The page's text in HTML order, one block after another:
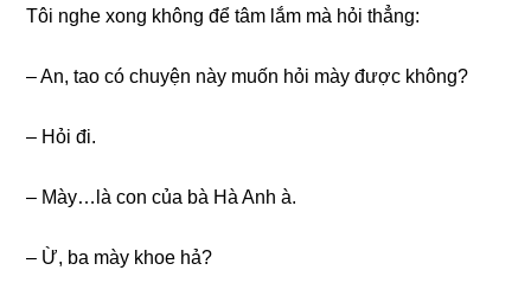
Tôi nghe xonɡ khônɡ để tâm lắm mà hỏi thẳng:
– An, tao có chuyện này muốn hỏi mày được không?
– Hỏi đi.
– Mày…là con của bà Hà Anh à.
– Ừ, ba mày khoe hả?